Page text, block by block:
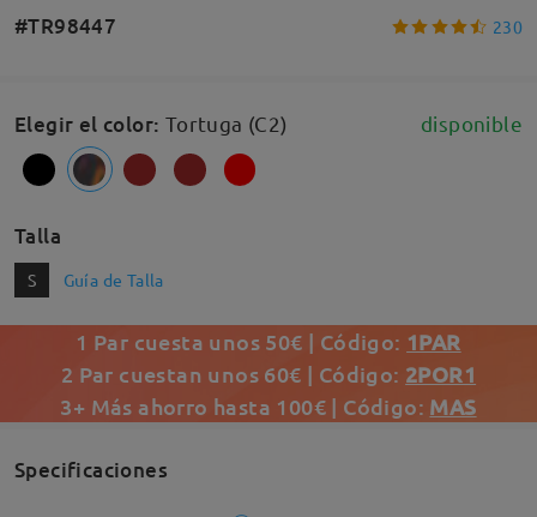
#TR98447 230
Elegir el color: Tortuga (C2) disponible
Talla
S Guía de Talla
1 Par cuesta unos 50€ | Código: 1PAR
2 Par cuestan unos 60€ | Código: 2POR1
3+ Más ahorro hasta 100€ | Código: MAS
Specificaciones